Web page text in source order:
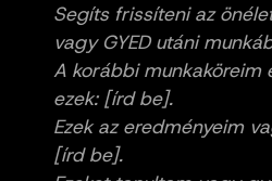
Segíts frissíteni az
vagy GYED utáni
A korábbi munkaköreim
ezek: [írd be].
Ezek az eredményeim
[írd be].